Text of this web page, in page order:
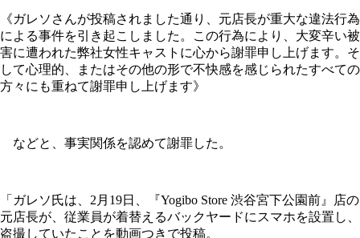
《ガレソさんが投稿されました通り、元店長が重大な違法行為
による事件を引き起こしました。この行為により、大変辛い被
害に遭われた弊社女性キャストに心から謝罪申し上げます。そ
して心理的、またはその他の形で不快感を感じられたすべての
方々にも重ねて謝罪申し上げます》
などと、事実関係を認めて謝罪した。
「ガレソ氏は、2月19日、『Yogibo Store 渋谷宮下公園前』店の
元店長が、従業員が着替えるバックヤードにスマホを設置し、
盗撮していたことを動画つきで投稿。